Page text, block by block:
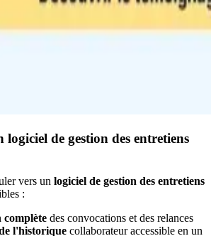
logiciel de gestion des entretiens
vers un logiciel de gestion des entretiens
:
des convocations et des relances
l'historique collaborateur accessible en un